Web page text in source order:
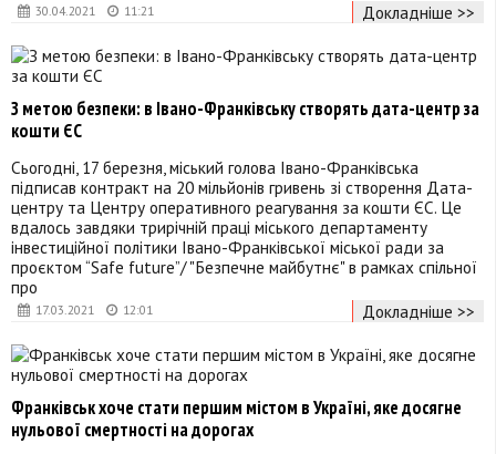
30.04.2021 11:21
Докладніше >>
17.03.2021 12:01
З метою безпеки: в Івано-Франківську створять дата-центр за
кошти ЄС
Сьогодні, 17 березня, міський голова Івано-Франківська
підписав контракт на 20 мільйонів гривень зі створення Дата-
центру та Центру оперативного реагування за кошти ЄС. Це
вдалось завдяки трирічній праці міського департаменту
інвестиційної політики Івано-Франківської міської ради за
проєктом “Safe future”/ "Безпечне майбутнє" в рамках спільної
про
Докладніше >>
Франківськ хоче стати першим містом в Україні, яке досягне
нульової смертності на дорогах